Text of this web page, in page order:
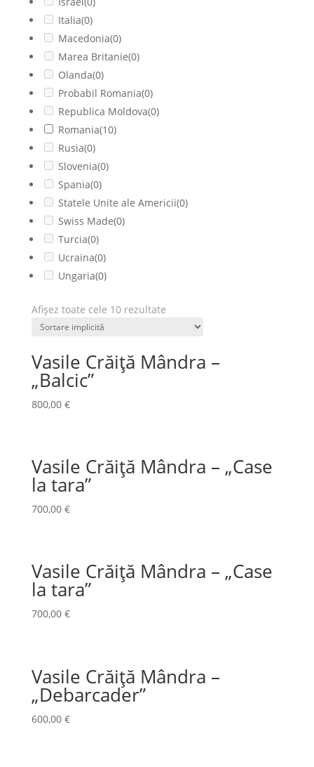
Italia(0)
Macedonia(0)
Marea Britanie(0)
Olanda(0)
Probabil Romania(0)
Republica Moldova(0)
Romania(10)
Rusia(0)
Slovenia(0)
Spania(0)
Statele Unite ale Americii(0)
Swiss Made(0)
Turcia(0)
Ucraina(0)
Ungaria(0)
Afișez toate cele 10 rezultate
Vasile Crăiță Mândra –
„Balcic”
800,00 €
Vasile Crăiță Mândra – „Case
la tara”
700,00 €
Vasile Crăiță Mândra – „Case
la tara”
700,00 €
Vasile Crăiță Mândra –
„Debarcader”
600,00 €